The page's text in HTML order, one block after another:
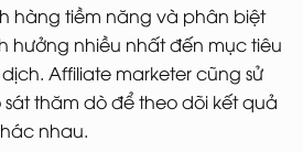
hàng tiềm năng và phân biệt
hưởng nhiều nhất đến mục tiêu
Affiliate marketer cũng sử
thăm dò để theo dõi kết quả
nhau.